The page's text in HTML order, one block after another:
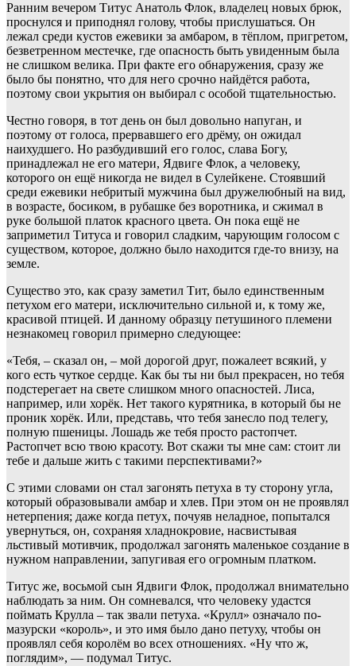
Ранним вечером Титус Анатоль Флок, владелец новых брюк,
проснулся и приподнял голову, чтобы прислушаться. Он
лежал среди кустов ежевики за амбаром, в тёплом, пригретом,
безветренном местечке, где опасность быть увиденным была
не слишком велика. При факте его обнаружения, сразу же
было бы понятно, что для него срочно найдётся работа,
поэтому свои укрытия он выбирал с особой тщательностью.
Честно говоря, в тот день он был довольно напуган, и
поэтому от голоса, прервавшего его дрёму, он ожидал
наихудшего. Но разбудивший его голос, слава Богу,
принадлежал не его матери, Ядвиге Флок, а человеку,
которого он ещё никогда не видел в Сулейкене. Стоявший
среди ежевики небритый мужчина был дружелюбный на вид,
в возрасте, босиком, в рубашке без воротника, и сжимал в
руке большой платок красного цвета. Он пока ещё не
заприметил Титуса и говорил сладким, чарующим голосом с
существом, которое, должно было находится где-то внизу, на
земле.
Существо это, как сразу заметил Тит, было единственным
петухом его матери, исключительно сильной и, к тому же,
красивой птицей. И данному образцу петушиного племени
незнакомец говорил примерно следующее:
«Тебя, – сказал он, – мой дорогой друг, пожалеет всякий, у
кого есть чуткое сердце. Как бы ты ни был прекрасен, но тебя
подстерегает на свете слишком много опасностей. Лиса,
например, или хорёк. Нет такого курятника, в который бы не
проник хорёк. Или, представь, что тебя занесло под телегу,
полную пшеницы. Лошадь же тебя просто растопчет.
Растопчет всю твою красоту. Вот скажи ты мне сам: стоит ли
тебе и дальше жить с такими перспективами?»
С этими словами он стал загонять петуха в ту сторону угла,
который образовывали амбар и хлев. При этом он не проявлял
нетерпения; даже когда петух, почуяв неладное, попытался
увернуться, он, сохраняя хладнокровие, насвистывая
льстивый мотивчик, продолжал загонять маленькое создание в
нужном направлении, запугивая его огромным платком.
Титус же, восьмой сын Ядвиги Флок, продолжал внимательно
наблюдать за ним. Он сомневался, что человеку удастся
поймать Крулла – так звали петуха. «Крулл» означало по-
мазурски «король», и это имя было дано петуху, чтобы он
проявлял себя королём во всех отношениях. «Ну что ж,
поглядим», — подумал Титус.